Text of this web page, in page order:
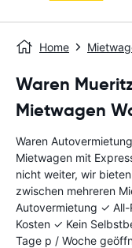
Home
Waren
Mietwagen
Waren
Mietwagen mit
nicht weiter, wir
zwischen mehreren
Autovermietung ✓ All-
Kosten ✓ Kein
Tage p / Woche